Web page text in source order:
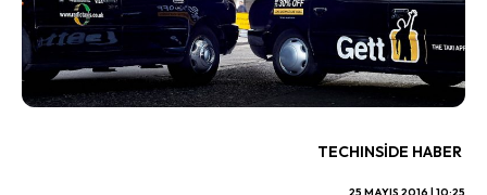
TECHINSIDE HABER
25 MAYIS 2016 | 10:25